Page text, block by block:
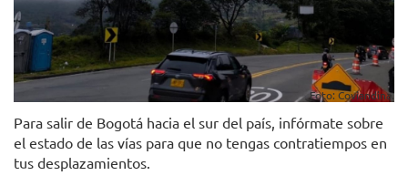
Foto: Coviandina.
Para salir de Bogotá hacia el sur del país, infórmate sobre
el estado de las vías para que no tengas contratiempos en
tus desplazamientos.